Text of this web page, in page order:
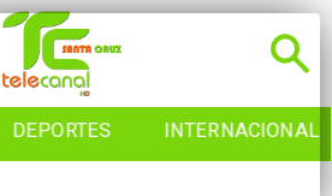
DEPORTES INTERNACIONAL